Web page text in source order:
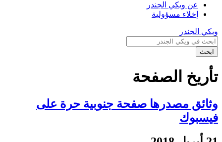
عن ويكي الجندر
إخلاء مسؤولية
ويكي الجندر
ابحث
تأريخ الصفحة
وثائق مصدرها صفحة جنوبية حرة على
فيسبوك